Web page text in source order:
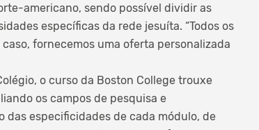
americano, sendo possível dividir as
específicas da rede jesuíta. “Todos os
fornecemos uma oferta personalizada
o curso da Boston College trouxe
os campos de pesquisa e
das especificidades de cada módulo, de